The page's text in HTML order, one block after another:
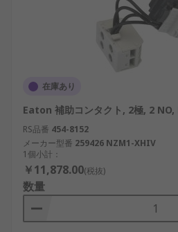
在庫あり
Eaton 補助コンタクト, 2極, 2
RS品番 454-8152
メーカー型番 259426 NZM1-XHIV
1個小計：
￥11,878.00(税抜)
数量